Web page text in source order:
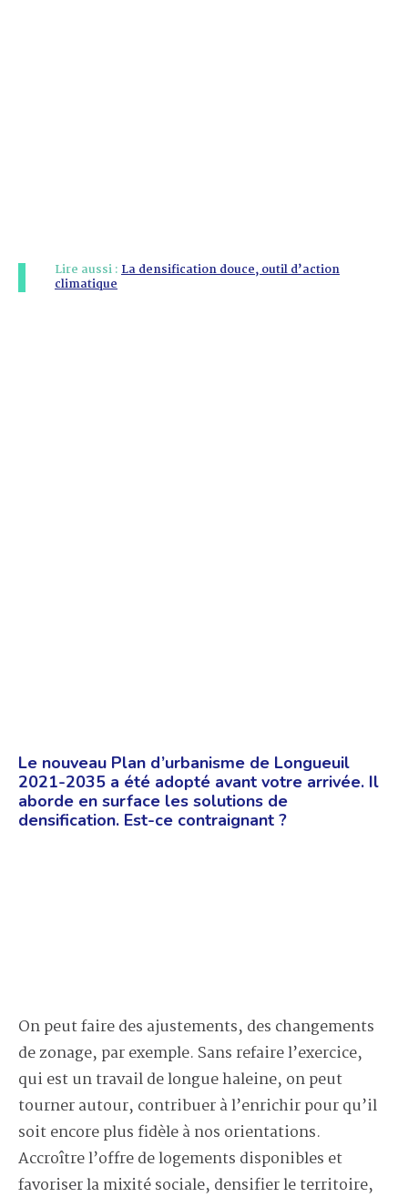
Lire aussi :La densification douce, outil d’action
climatique
Le nouveau Plan d’urbanisme de Longueuil
2021-2035 a été adopté avant votre arrivée. Il
aborde en surface les solutions de
densification. Est-ce contraignant ?
On peut faire des ajustements, des changements
de zonage, par exemple. Sans refaire l’exercice,
qui est un travail de longue haleine, on peut
tourner autour, contribuer à l’enrichir pour qu’il
soit encore plus fidèle à nos orientations.
Accroître l’offre de logements disponibles et
favoriser la mixité sociale, densifier le territoire,